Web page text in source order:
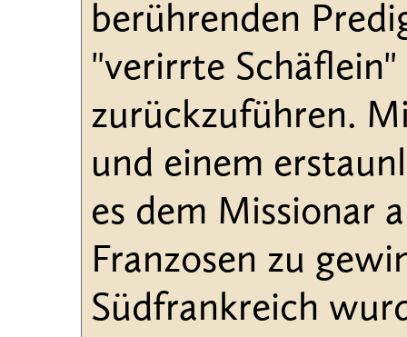
berührenden
"verirrte
zurückzuführen.
und einem
es dem Missionar
Franzosen zu
Südfrankreich